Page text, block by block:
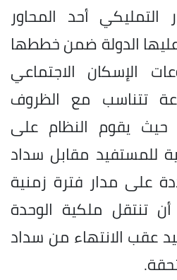
التمليكي أحد المحاور
الدولة ضمن خططها
الإسكان الاجتماعي
تتناسب مع الظروف
حيث يقوم النظام على
مقابل سداد
على مدار فترة زمنية
تنتقل ملكية الوحدة
عقب الانتهاء من سداد